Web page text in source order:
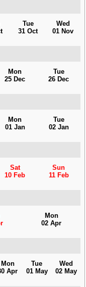
Tue
31 Oct
Wed
01 Nov
Mon
25 Dec
Tue
26 Dec
Mon
01 Jan
Tue
02 Jan
Sat
10 Feb
Sun
11 Feb
Mon
02 Apr
Mon
Apr
Tue
01 May
Wed
02 May